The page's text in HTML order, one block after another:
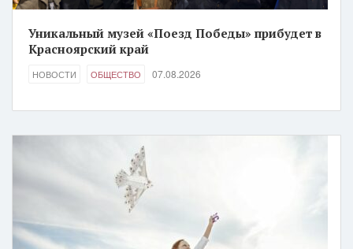
Уникальный музей «Поезд Победы» прибудет в
Красноярский край
НОВОСТИ ОБЩЕСТВО 07.08.2026